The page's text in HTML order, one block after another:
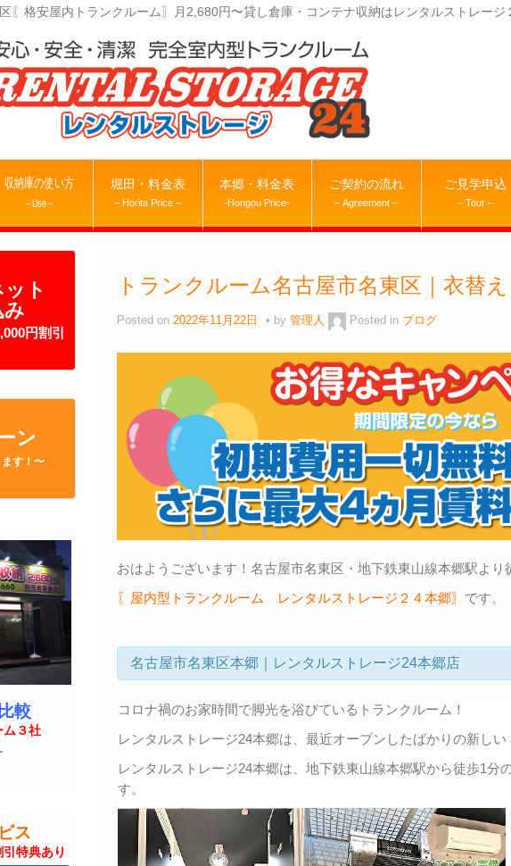
〖格安屋内トランクルーム〗月2,680円〜貸し倉庫・コンテナ収納はレンタルストレージ
収納庫の使い方
– Use –
堀田・料金表
– Horita Price –
本郷・料金表
-Hongou Price-
ご契約の流れ
– Agreement –
ご見学申込
– Tour –
ト
み
円割引
ン
す！〜
較
３社
ス
引特典あり
トランクルーム名古屋市名東区｜衣替
Posted on2022年11月22日 by管理人 Posted in ブログ
おはようございます！名古屋市名東区・地下鉄東山線本郷駅より
〖屋内型トランクルーム レンタルストレージ２４本郷〗 です。
名古屋市名東区本郷｜レンタルストレージ24本郷店
コロナ禍のお家時間で脚光を浴びているトランクルーム！
レンタルストレージ24本郷は、最近オープンしたばかりの新し
レンタルストレージ24本郷は、地下鉄東山線本郷駅から徒歩1分
す。